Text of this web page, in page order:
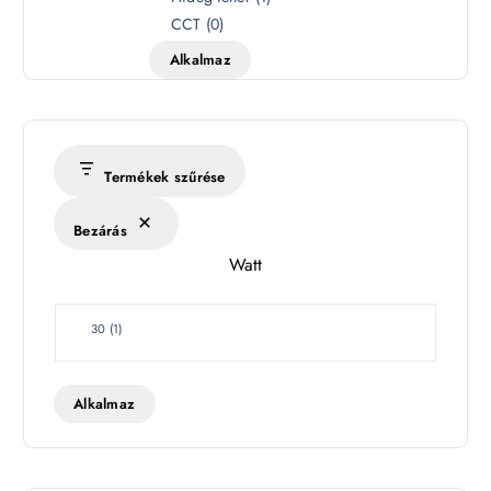
é
s
k
CCT (0)
Alkalmaz
Termékek szűrése
Bezárás
Watt
W
t
30 (1)
Alkalmaz